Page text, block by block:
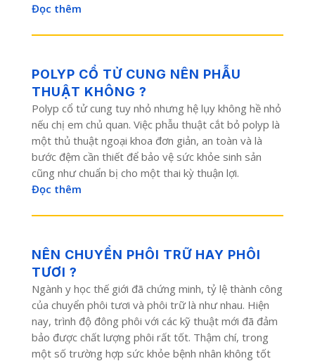
Đọc thêm
POLYP CỔ TỬ CUNG NÊN PHẪU
THUẬT KHÔNG ?
Polyp cổ tử cung tuy nhỏ nhưng hệ lụy không hề nhỏ
nếu chị em chủ quan. Việc phẫu thuật cắt bỏ polyp là
một thủ thuật ngoại khoa đơn giản, an toàn và là
bước đệm cần thiết để bảo vệ sức khỏe sinh sản
cũng như chuẩn bị cho một thai kỳ thuận lợi.
Đọc thêm
NÊN CHUYỂN PHÔI TRỮ HAY PHÔI
TƯƠI ?
Ngành y học thế giới đã chứng minh, tỷ lệ thành công
của chuyển phôi tươi và phôi trữ là như nhau. Hiện
nay, trình độ đông phôi với các kỹ thuật mới đã đảm
bảo được chất lượng phôi rất tốt. Thậm chí, trong
một số trường hợp sức khỏe bệnh nhân không tốt